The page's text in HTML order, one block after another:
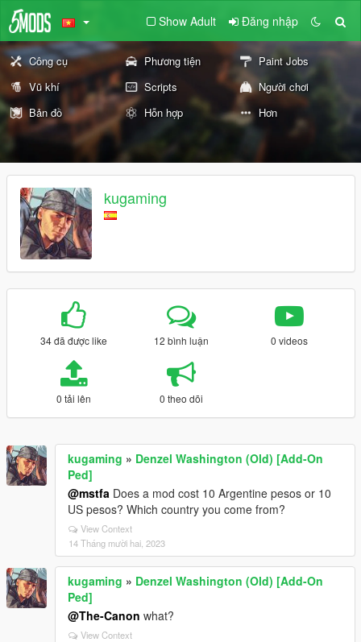
Show Adult Đăng nhập
Công cụ Phương tiện
Paint Jobs
Vũ khí
Scripts
Người chơi
Bản đồ
Hỗn hợp Hơn
kugaming
34 đã được like 12 bình luận 0 videos
0 tải lên 0 theo dõi
kugaming » Denzel Washington (Old) [Add-On
Ped]
@mstfa Does a mod cost 10 Argentine pesos or 10
US pesos? Which country you come from?
View Context
14 Tháng mười hai, 2023
kugaming » Denzel Washington (Old) [Add-On
Ped]
@The-Canon what?
View Context